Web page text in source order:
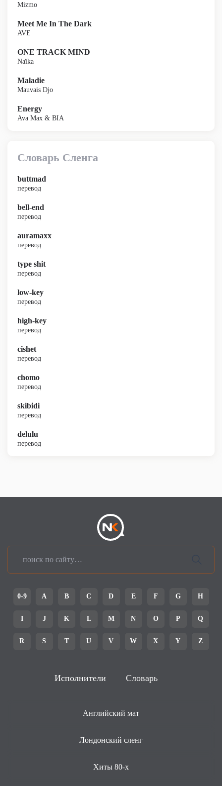
Mizmo
Meet Me In The Dark
AVE
ONE TRACK MIND
Naïka
Maladie
Mauvais Djo
Energy
Ava Max & BIA
Словарь Сленга
buttmad
перевод
bell-end
перевод
auramaxx
перевод
type shit
перевод
low-key
перевод
high-key
перевод
cishet
перевод
chomo
перевод
skibidi
перевод
delulu
перевод
0-9 A B C D E F G H
I J K L M N O P Q
R S T U V W X Y Z
Исполнители Словарь
Английский мат
Лондонский сленг
Хиты 80-х